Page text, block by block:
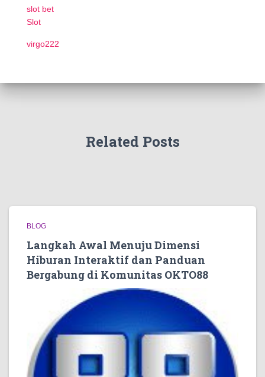
slot bet
Slot
virgo222
Related Posts
BLOG
Langkah Awal Menuju Dimensi
Hiburan Interaktif dan Panduan
Bergabung di Komunitas OKTO88